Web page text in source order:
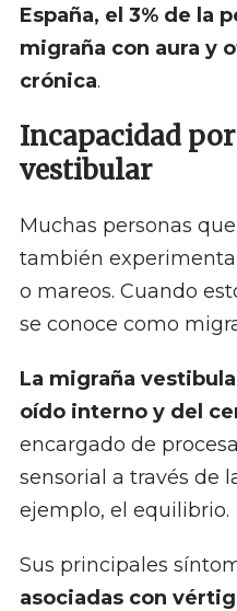
España, el 3% de la
migraña con aura y
crónica.
Incapacidad
vestibular
Muchas personas
también
o mareos. Cuando
se conoce como
La migraña
oído interno y del
encargado de
sensorial a través de
ejemplo, el equilibrio.
Sus principales
asociadas con